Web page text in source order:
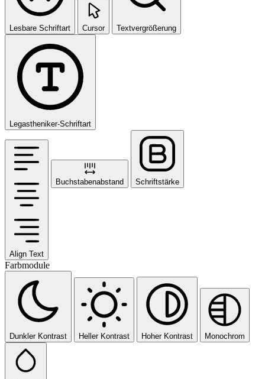
Lesbare Schriftart Cursor Textvergrößerung
Legastheniker-Schriftart
Align Text
Buchstabenabstand Schriftstärke
Farbmodule
Dunkler Kontrast Heller Kontrast Hoher Kontrast Monochrom